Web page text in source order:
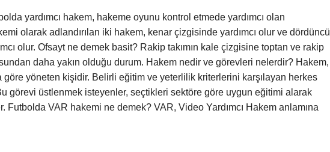
yardımcı hakem, hakeme oyunu kontrol etmede yardımcı olan
olarak adlandırılan iki hakem, kenar çizgisinde yardımcı olur ve dördüncü
olur. Ofsayt ne demek basit? Rakip takımın kale çizgisine toptan ve rakip
daha yakın olduğu durum. Hakem nedir ve görevleri nelerdir? Hakem,
göre yöneten kişidir. Belirli eğitim ve yeterlilik kriterlerini karşılayan herkes
görevi üstlenmek isteyenler, seçtikleri sektöre göre uygun eğitimi alarak
Futbolda VAR hakemi ne demek? VAR, Video Yardımcı Hakem anlamına